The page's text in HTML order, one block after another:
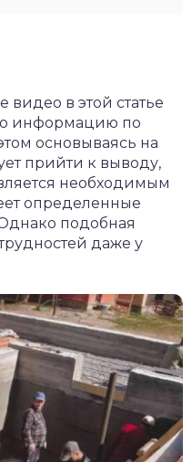
в этой статье
информацию по
основываясь на
прийти к выводу,
необходимым
определенные
подобная
даже у